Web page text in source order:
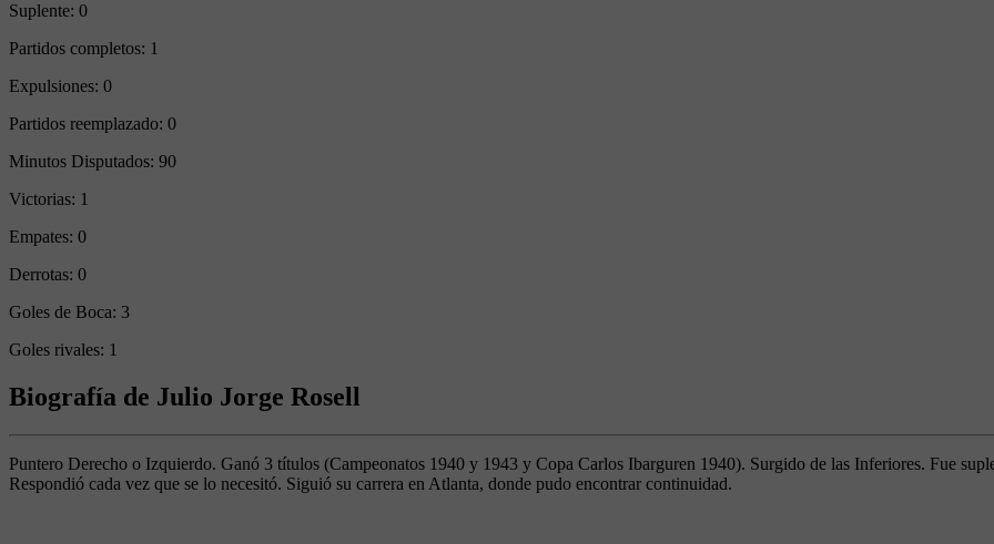
Suplente: 0
Partidos completos: 1
Expulsiones: 0
Partidos reemplazado: 0
Minutos Disputados: 90
Victorias: 1
Empates: 0
Derrotas: 0
Goles de Boca: 3
Goles rivales: 1
Biografía de Julio Jorge Rosell
Puntero Derecho o Izquierdo. Ganó 3 títulos (Campeonatos 1940 y 1943 y Copa Carlos Ibarguren 1940). Surgido de las Inferiores. Fue
Respondió cada vez que se lo necesitó. Siguió su carrera en Atlanta, donde pudo encontrar continuidad.